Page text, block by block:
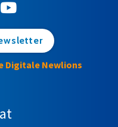
Digitale Newlions